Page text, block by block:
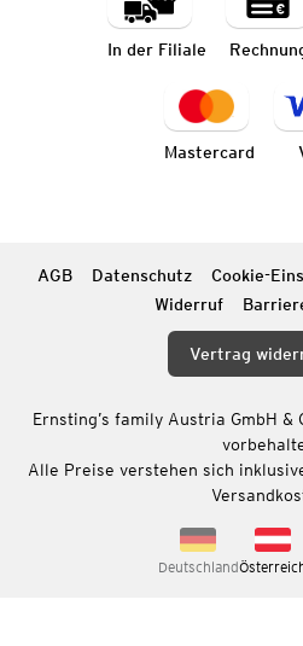
In der Filiale
Mastercard
AGB Datenschutz Cookie-
Widerruf
Vertrag
Ernsting’s family Austria GmbH &
Alle Preise verstehen sich
Deutschland